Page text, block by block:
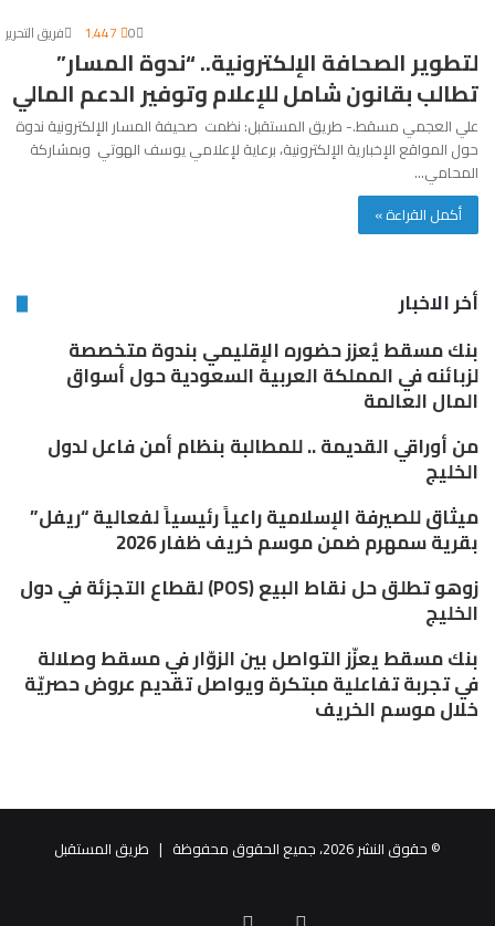
فريق التحرير
0
لتطوير الصحافة الإلكترونية.. “ندوة المسار”
تطالب بقانون شامل للإعلام وتوفير الدعم المالي
علي العجمي مسقط.- طريق المستقبل: نظمت صحيفة المسار الإلكترونية ندوة
حول المواقع الإخبارية الإلكترونية، برعاية لإعلامي يوسف الهوتي وبمشاركة
المحامي…
أكمل القراءة »
أخر الاخبار
بنك مسقط يُعزز حضوره الإقليمي بندوة متخصصة
لزبائنه في المملكة العربية السعودية حول أسواق
المال العالمة
من أوراقي القديمة .. للمطالبة بنظام أمن فاعل لدول
الخليج
ميثاق للصيرفة الإسلامية راعياً رئيسياً لفعالية “ريفل”
بقرية سمهرم ضمن موسم خريف ظفار 2026
زوهو تطلق حل نقاط البيع (POS) لقطاع التجزئة في دول
الخليج
بنك مسقط يعزّز التواصل بين الزوّار في مسقط وصلالة
في تجربة تفاعلية مبتكرة ويواصل تقديم عروض حصريّة
خلال موسم الخريف
© حقوق النشر 2026، جميع الحقوق محفوظة | طريق المستقبل